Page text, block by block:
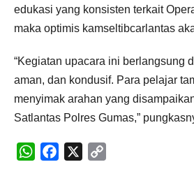
edukasi yang konsisten terkait
maka optimis kamseltibcarlantas
“Kegiatan upacara ini berlangsung
aman, dan kondusif. Para pelajar
menyimak arahan yang
Satlantas Polres Gumas,”